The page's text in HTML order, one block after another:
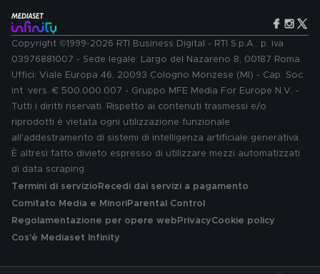
Copyright ©1999-2026 RTI Business Digital - RTI S.p.A.: p. iva
03976881007 - Sede legale: Largo del Nazareno 8, 00187 Roma.
Uffici: Viale Europa 46, 20093 Cologno Monzese (MI) - Cap. Soc.
int. vers. € 500.000.007 - Gruppo MFE Media For Europe N.V. -
Tutti i diritti riservati. Rispetto ai contenuti trasmessi e/o
riprodotti è vietata ogni utilizzazione funzionale
all'addestramento di sistemi di intelligenza artificiale generativa.
È altresì fatto divieto espresso di utilizzare mezzi automatizzati
di data scraping.
Termini di servizio Recedi dai servizi a pagamento
Comitato Media e MinoriParental Control
Regolamentazione per opere web PrivacyCookie policy
Cos'è Mediaset Infinity